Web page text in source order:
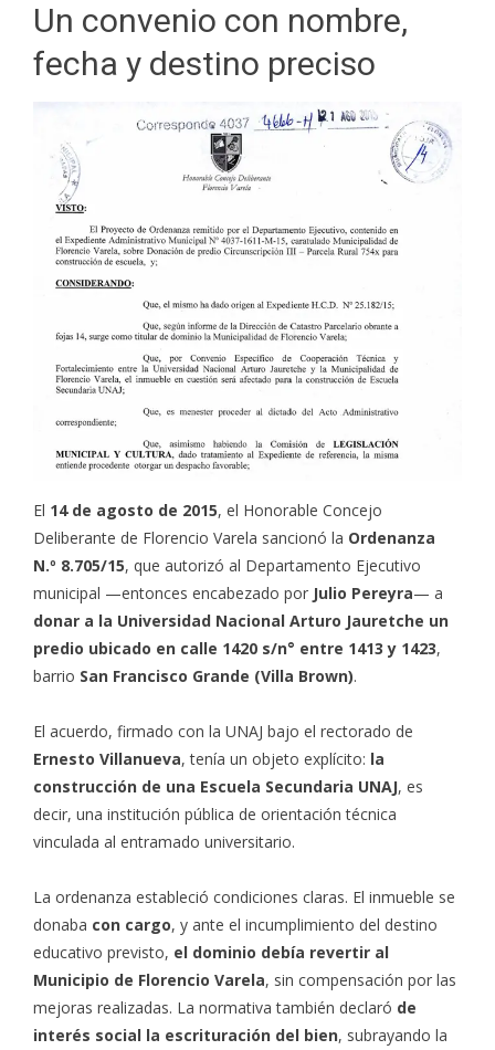
Un convenio con nombre,
fecha y destino preciso
El 14 de agosto de 2015, el Honorable Concejo
Deliberante de Florencio Varela sancionó la Ordenanza
N.º 8.705/15, que autorizó al Departamento Ejecutivo
municipal —entonces encabezado por Julio Pereyra— a
donar a la Universidad Nacional Arturo Jauretche un
predio ubicado en calle 1420 s/n° entre 1413 y 1423,
barrio San Francisco Grande (Villa Brown).
El acuerdo, firmado con la UNAJ bajo el rectorado de
Ernesto Villanueva, tenía un objeto explícito: la
construcción de una Escuela Secundaria UNAJ, es
decir, una institución pública de orientación técnica
vinculada al entramado universitario.
La ordenanza estableció condiciones claras. El inmueble se
donaba con cargo, y ante el incumplimiento del destino
educativo previsto, el dominio debía revertir al
Municipio de Florencio Varela, sin compensación por las
mejoras realizadas. La normativa también declaró de
interés social la escrituración del bien, subrayando la